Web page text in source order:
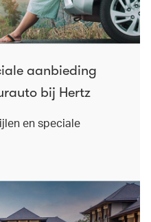
aanbieding
bij Hertz
en speciale